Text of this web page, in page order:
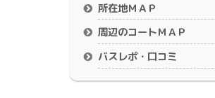
所在地ＭＡＰ
周辺のコートＭＡＰ
バスレポ・口コミ